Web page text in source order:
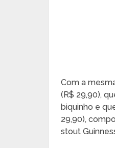
Com a
(R$ 29,90),
biquinho e
29,90),
stout